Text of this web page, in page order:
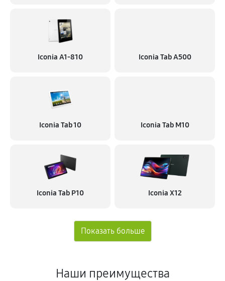
Iconia A1‑810 Iconia Tab A500
Iconia Tab 10 Iconia Tab M10
Iconia Tab P10 Iconia X12
Наши преимущества